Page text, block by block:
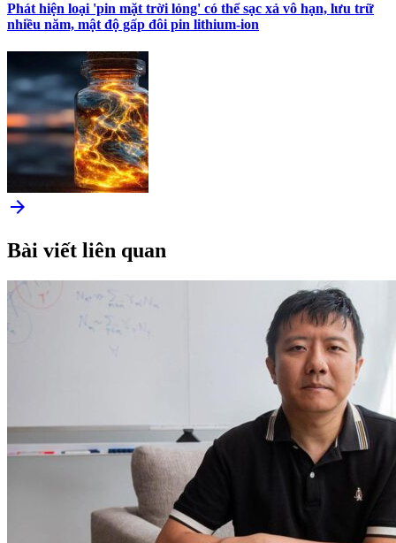
Phát hiện loại 'pin mặt trời lỏng' có thể sạc xả vô hạn, lưu trữ
nhiều năm, mật độ gấp đôi pin lithium-ion
arrow_forward
Bài viết liên quan